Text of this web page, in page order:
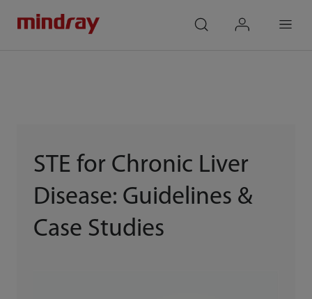
STE for Chronic Liver
Disease: Guidelines &
Case Studies